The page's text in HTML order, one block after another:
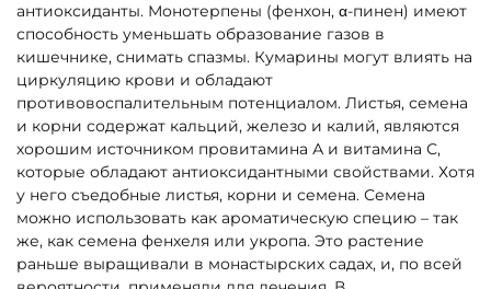
антиоксиданты. Монотерпены (фенхон, α-пинен) имеют
способность уменьшать образование газов в
кишечнике, снимать спазмы. Кумарины могут влиять на
циркуляцию крови и обладают
противовоспалительным потенциалом. Листья, семена
и корни содержат кальций, железо и калий, являются
хорошим источником провитамина А и витамина С,
которые обладают антиоксидантными свойствами. Хотя
у него съедобные листья, корни и семена. Семена
можно использовать как ароматическую специю – так
же, как семена фенхеля или укропа. Это растение
раньше выращивали в монастырских садах, и, по всей